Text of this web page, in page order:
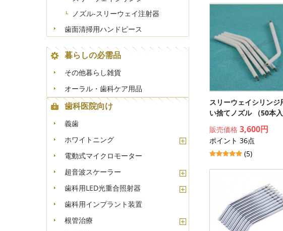
スリーウェイシリンジ
い捨てノズル （50本入
販売価格 3,600円
ポイント 36点
(5)
ノズル-スリーウェイ注射器
歯面清掃用ハンドピース
暮らしの必需品
その他暮らし雑貨
オーラル・歯科ケア用品
歯科医院向け
義歯
ホワイトニング
電動式マイクロモーター
超音波スケーラー
歯科用LED光重合照射器
歯科用インプラント装置
根管治療